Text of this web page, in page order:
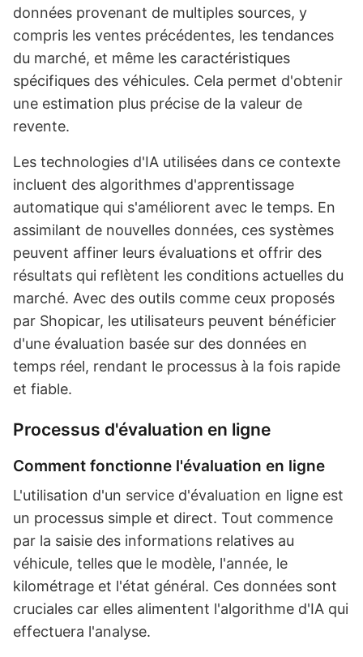
données provenant de multiples sources, y
compris les ventes précédentes, les tendances
du marché, et même les caractéristiques
spécifiques des véhicules. Cela permet d'obtenir
une estimation plus précise de la valeur de
revente.
Les technologies d'IA utilisées dans ce contexte
incluent des algorithmes d'apprentissage
automatique qui s'améliorent avec le temps. En
assimilant de nouvelles données, ces systèmes
peuvent affiner leurs évaluations et offrir des
résultats qui reflètent les conditions actuelles du
marché. Avec des outils comme ceux proposés
par Shopicar, les utilisateurs peuvent bénéficier
d'une évaluation basée sur des données en
temps réel, rendant le processus à la fois rapide
et fiable.
Processus d'évaluation en ligne
Comment fonctionne l'évaluation en ligne
L'utilisation d'un service d'évaluation en ligne est
un processus simple et direct. Tout commence
par la saisie des informations relatives au
véhicule, telles que le modèle, l'année, le
kilométrage et l'état général. Ces données sont
cruciales car elles alimentent l'algorithme d'IA qui
effectuera l'analyse.